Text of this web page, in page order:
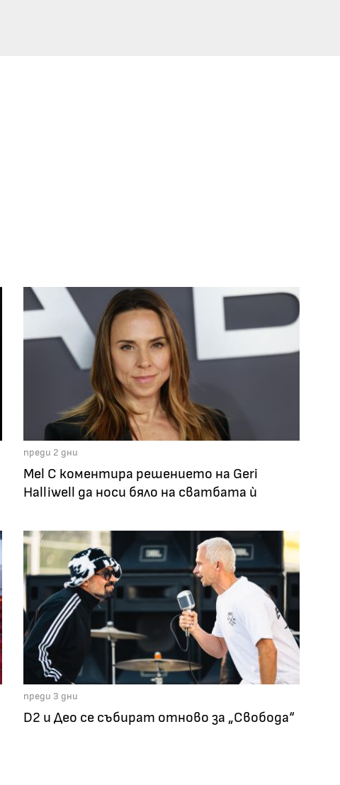
преди 2 дни
Mel C коментира решението на Geri
Halliwell да носи бяло на сватбата ѝ
преди 3 дни
D2 и Део се събират отново за „Свобода“